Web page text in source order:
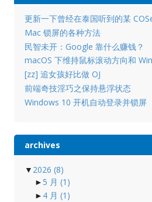
更新一下曾经在泰国听到的某
Mac 锁屏的各种方法
民智未开：Google 靠什么赚钱？
macOS 下维持鼠标滚动方向和
[zz] 追女孩好比做 OJ
前端奇技淫巧之保持悬浮状态
Windows 10 开机自动登录并锁屏
archives
▼ 2026 (8)
► 5 月 (1)
► 4 月 (1)